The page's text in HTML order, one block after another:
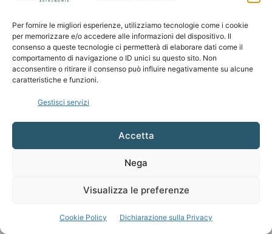
Per fornire le migliori esperienze, utilizziamo tecnologie come i cookie
per memorizzare e/o accedere alle informazioni del dispositivo. Il
consenso a queste tecnologie ci permetterà di elaborare dati come il
comportamento di navigazione o ID unici su questo sito. Non
acconsentire o ritirare il consenso può influire negativamente su alcune
caratteristiche e funzioni.
Gestisci servizi
Accetta
Nega
Visualizza le preferenze
Cookie Policy Dichiarazione sulla Privacy
SEGUICI